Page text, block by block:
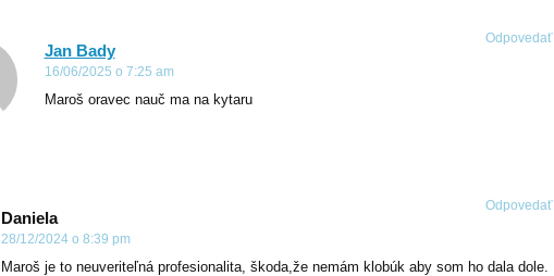
Jan Bady
16/06/2025 o 7:25 am
Maroš oravec nauč ma na kytaru
Odpovedať
Daniela
28/12/2024 o 8:39 pm
Maroš je to neuveriteľná profesionalita, škoda,že nemám klobúk aby som ho dala dole.
Odpovedať